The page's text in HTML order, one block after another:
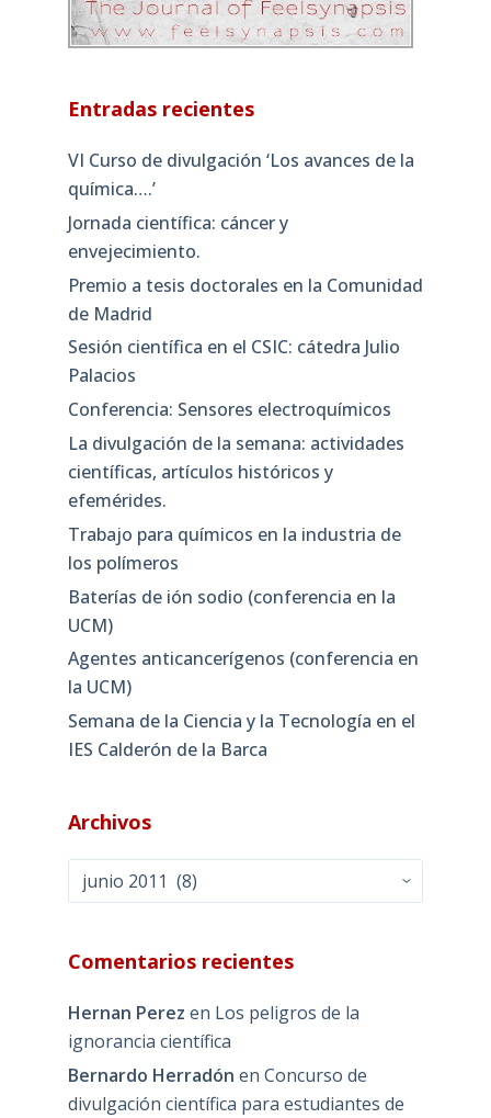
Entradas recientes
VI Curso de divulgación ‘Los avances de la
química….’
Jornada científica: cáncer y
envejecimiento.
Premio a tesis doctorales en la Comunidad
de Madrid
Sesión científica en el CSIC: cátedra Julio
Palacios
Conferencia: Sensores electroquímicos
La divulgación de la semana: actividades
científicas, artículos históricos y
efemérides.
Trabajo para químicos en la industria de
los polímeros
Baterías de ión sodio (conferencia en la
UCM)
Agentes anticancerígenos (conferencia en
la UCM)
Semana de la Ciencia y la Tecnología en el
IES Calderón de la Barca
Archivos
Archivos
Comentarios recientes
Hernan Perez en Los peligros de la
ignorancia científica
Bernardo Herradón en Concurso de
divulgación científica para estudiantes de